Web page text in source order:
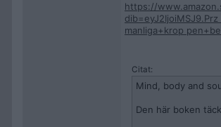
https://
manliga+krop
Citat:
Mind, body and
Den här boken